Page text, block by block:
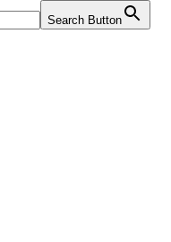
Search Button